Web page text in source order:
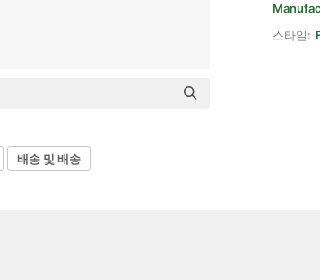
스타일:
배송 및 배송